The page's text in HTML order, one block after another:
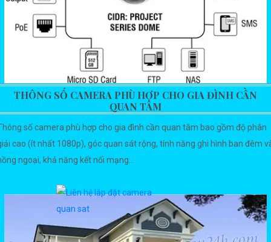
THÔNG SỐ CAMERA PHÙ HỢP CHO GIA ĐÌNH CẦN
QUAN TÂM
số camera phù hợp cho gia đình cần quan tâm bao gồm độ phân
cao (ít nhất 1080p), góc quan sát rộng, tính năng ghi hình ban đêm
ngoại, khả năng kết nối mạng...